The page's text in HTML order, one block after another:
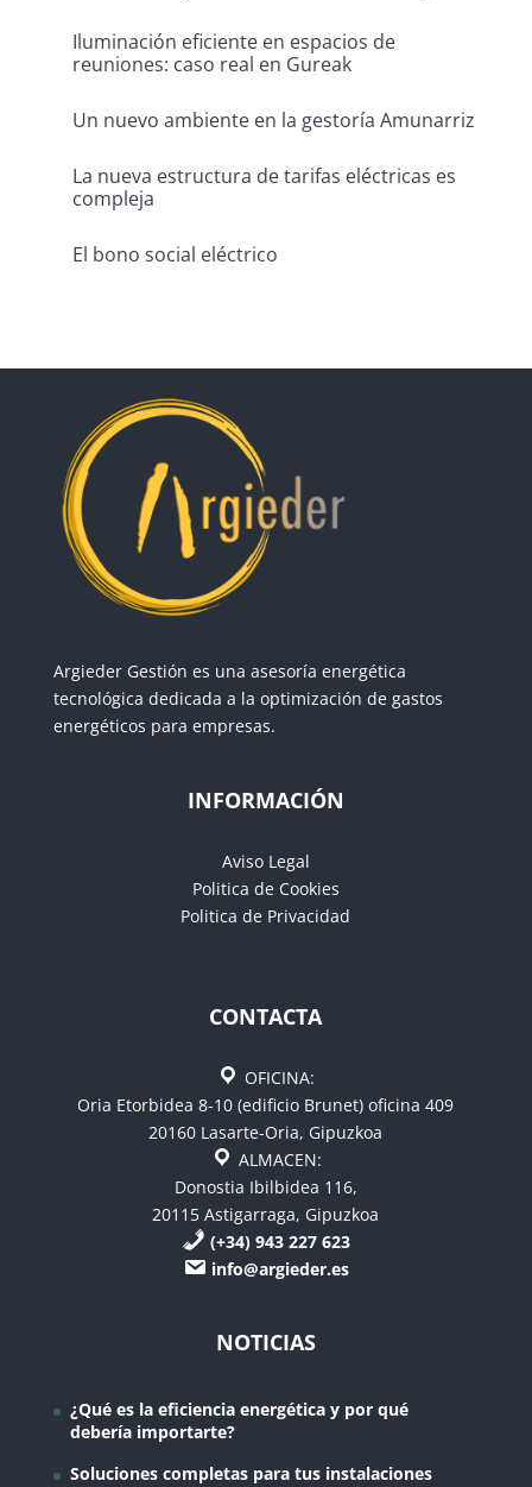
Iluminación eficiente en espacios de
reuniones: caso real en Gureak
Un nuevo ambiente en la gestoría Amunarriz
La nueva estructura de tarifas eléctricas es
compleja
El bono social eléctrico
Argieder Gestión es una asesoría energética
tecnológica dedicada a la optimización de gastos
energéticos para empresas.
INFORMACIÓN
Aviso Legal
Politica de Cookies
Politica de Privacidad
CONTACTA
OFICINA:
Oria Etorbidea 8-10 (edificio Brunet) oficina 409
20160 Lasarte-Oria, Gipuzkoa
ALMACEN:
Donostia Ibilbidea 116,
20115 Astigarraga, Gipuzkoa
(+34) 943 227 623
info@argieder.es
NOTICIAS
¿Qué es la eficiencia energética y por qué
debería importarte?
Soluciones completas para tus instalaciones